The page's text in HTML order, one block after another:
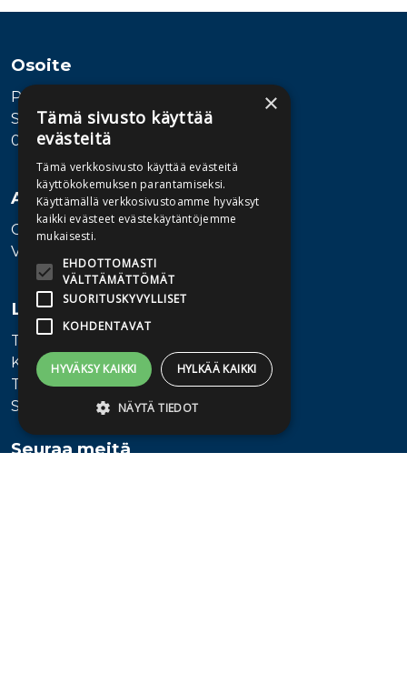
Osoite
Publiva Oy
Sörnäistenkatu 1
00580 Helsinki
Asiakaspalvelu
Ota yhteyttä
Vaihde: 010 345100
Lisätietoa
Toimitusehdot
Käyttöohjeet
Tietosuojaseloste
Saavutettavuusseloste
Seuraa meitä
×
Tämä sivusto käyttää
evästeitä
Tämä verkkosivusto käyttää evästeitä
käyttökokemuksen parantamiseksi.
Käyttämällä verkkosivustoamme hyväksyt
kaikki evästeet evästekäytäntöjemme
mukaisesti.
EHDOTTOMASTI
VÄLTTÄMÄTTÖMÄT
SUORITUSKYVYLLISET
KOHDENTAVAT
HYVÄKSY KAIKKI HYLKÄÄ KAIKKI
NÄYTÄ TIEDOT